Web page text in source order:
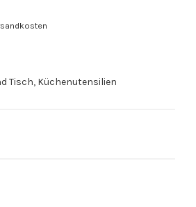
Tisch, Küchenutensilien